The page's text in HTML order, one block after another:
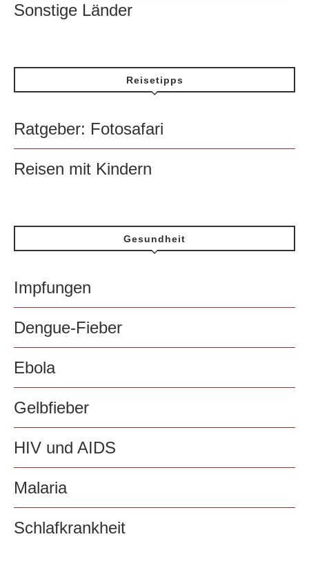
Sonstige Länder
Reisetipps
Ratgeber: Fotosafari
Reisen mit Kindern
Gesundheit
Impfungen
Dengue-Fieber
Ebola
Gelbfieber
HIV und AIDS
Malaria
Schlafkrankheit